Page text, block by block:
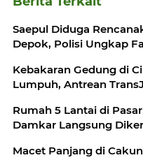
Saepul Diduga
Depok, Polisi Ungkap
Kebakaran Gedung di
Lumpuh, Antrean
Rumah 5 Lantai di
Damkar Langsung
Macet Panjang di